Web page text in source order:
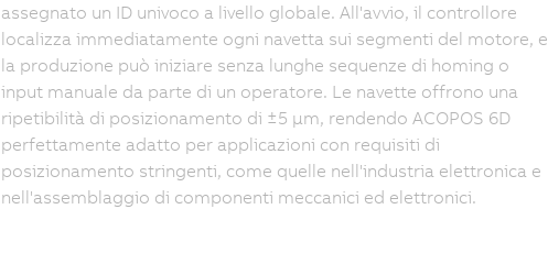
assegnato un ID univoco a livello globale. All'avvio, il controllore
localizza immediatamente ogni navetta sui segmenti del motore, e
la produzione può iniziare senza lunghe sequenze di homing o
input manuale da parte di un operatore. Le navette offrono una
ripetibilità di posizionamento di ±5 µm, rendendo ACOPOS 6D
perfettamente adatto per applicazioni con requisiti di
posizionamento stringenti, come quelle nell'industria elettronica e
nell'assemblaggio di componenti meccanici ed elettronici.